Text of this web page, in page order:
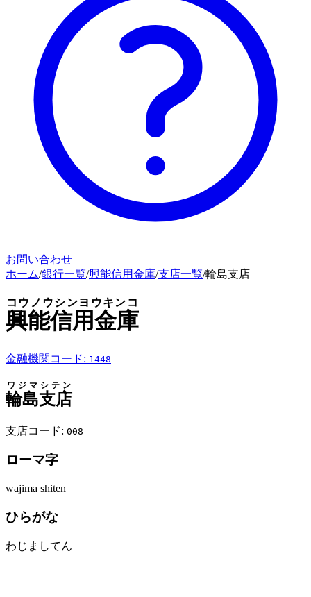
お問い合わせ
ホーム/銀行一覧/興能信用金庫/支店一覧/輪島支店
興能信用金庫
コウノウシンヨウキンコ
金融機関コード: 1448
輪島支店
ワジマシテン
支店コード: 008
ローマ字
wajima shiten
ひらがな
わじましてん